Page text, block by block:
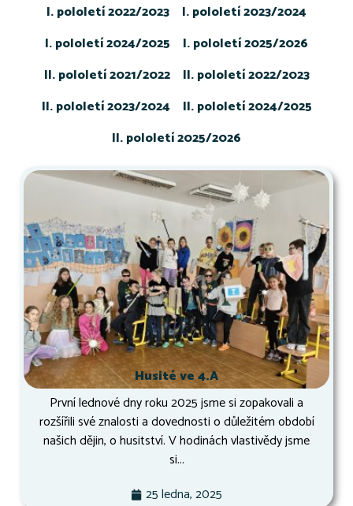
I. pololetí 2022/2023
I. pololetí 2023/2024
I. pololetí 2024/2025
I. pololetí 2025/2026
II. pololetí 2021/2022
II. pololetí 2022/2023
II. pololetí 2023/2024
II. pololetí 2024/2025
II. pololetí 2025/2026
Husité ve 4.A
První lednové dny roku 2025 jsme si zopakovali a
rozšířili své znalosti a dovednosti o důležitém období
našich dějin, o husitství. V hodinách vlastivědy jsme
si...
25 ledna, 2025